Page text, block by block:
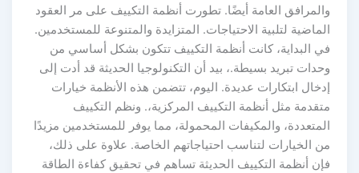
والمرافق العامة أيضًا. تطورت أنظمة التكييف على مر العقود
الماضية لتلبية الاحتياجات. المتزايدة والمتنوعة للمستخدمين.
في البداية، كانت أنظمة التكييف تتكون بشكل أساسي من
وحدات تبريد بسيطة.، بيد أن التكنولوجيا الحديثة قد أدت إلى
إدخال ابتكارات عديدة. اليوم، تتضمن هذه الأنظمة خيارات
متقدمة مثل أنظمة التكييف المركزية،. ونظم التكييف
المتعددة، والمكيفات المحمولة، مما يوفر للمستخدمين مزيدًا
من الخيارات لتناسب احتياجاتهم الخاصة. علاوة على ذلك،
فإن أنظمة التكييف الحديثة تساهم في تحقيق كفاءة الطاقة